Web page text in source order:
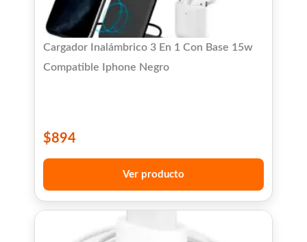
Cargador Inalámbrico 3 En 1 Con Base 15w
Compatible Iphone Negro
$894
Ver producto